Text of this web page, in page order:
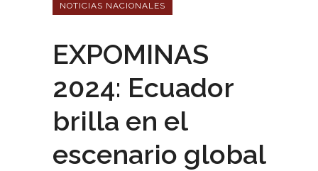
NOTICIAS NACIONALES
EXPOMINAS
2024: Ecuador
brilla en el
escenario global